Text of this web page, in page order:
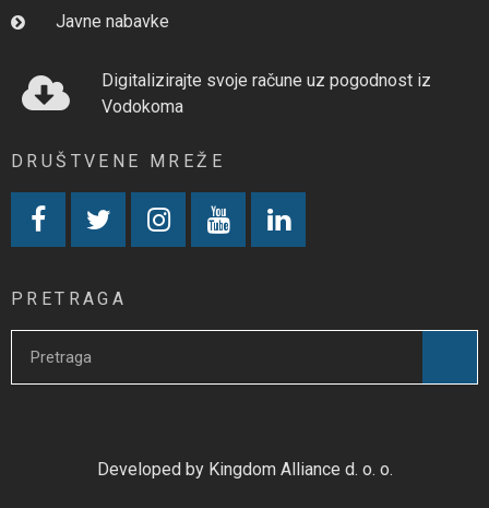
Javne nabavke
Digitalizirajte svoje račune uz pogodnost iz
Vodokoma
DRUŠTVENE MREŽE
PRETRAGA
Developed by Kingdom Alliance d. o. o.